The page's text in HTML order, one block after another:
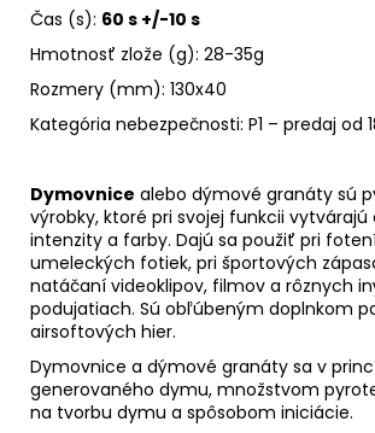
Čas (s): 60 s +/-10 s
Hmotnosť zlože (g): 28-35g
Rozmery (mm): 130x40
Kategória nebezpečnosti: P1 – predaj od
Dymovnice alebo dýmové granáty sú
výrobky, ktoré pri svojej funkcii vytvárajú
intenzity a farby. Dajú sa použiť pri
umeleckých fotiek, pri športových
natáčaní videoklipov, filmov a rôznych
podujatiach. Sú obľúbeným doplnkom
airsoftových hier.
Dymovnice a dýmové granáty sa v
generovaného dymu, množstvom
na tvorbu dymu a spôsobom iniciácie.